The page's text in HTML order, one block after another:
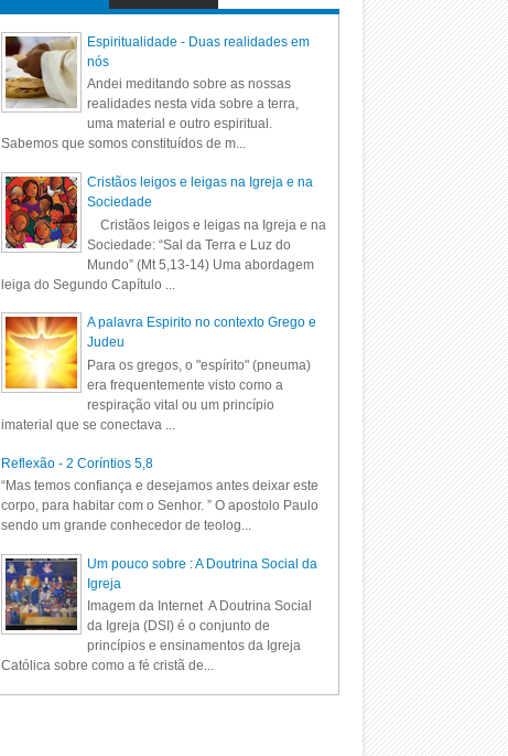
Espiritualidade - Duas realidades em
nós
Andei meditando sobre as nossas
realidades nesta vida sobre a terra,
uma material e outro espiritual.
Sabemos que somos constituídos de m...
Cristãos leigos e leigas na Igreja e na
Sociedade
Cristãos leigos e leigas na Igreja e na
Sociedade: “Sal da Terra e Luz do
Mundo” (Mt 5,13-14) Uma abordagem
leiga do Segundo Capítulo ...
A palavra Espirito no contexto Grego e
Judeu
Para os gregos, o "espírito" (pneuma)
era frequentemente visto como a
respiração vital ou um princípio
imaterial que se conectava ...
Reflexão - 2 Coríntios 5,8
“Mas temos confiança e desejamos antes deixar este
corpo, para habitar com o Senhor. ” O apostolo Paulo
sendo um grande conhecedor de teolog...
Um pouco sobre : A Doutrina Social da
Igreja
Imagem da Internet A Doutrina Social
da Igreja (DSI) é o conjunto de
princípios e ensinamentos da Igreja
Católica sobre como a fé cristã de...